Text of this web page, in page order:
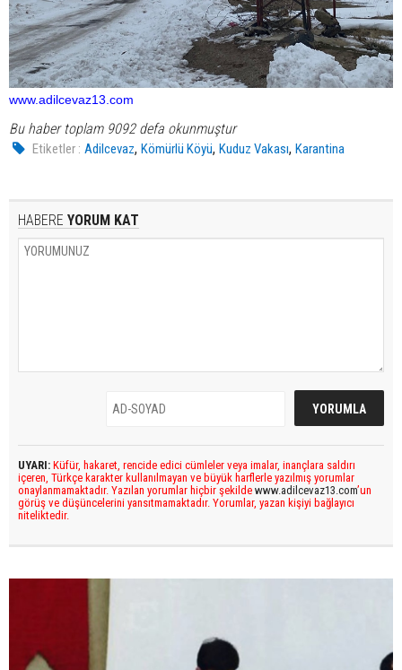
www.adilcevaz13.com
Bu haber toplam 9092 defa okunmuştur
Etiketler : Adilcevaz,Kömürlü Köyü,Kuduz Vakası,Karantina
HABERE YORUM KAT
UYARI: Küfür, hakaret, rencide edici cümleler veya imalar, inançlara saldırı
içeren, Türkçe karakter kullanılmayan ve büyük harflerle yazılmış yorumlar
onaylanmamaktadır. Yazılan yorumlar hiçbir şekilde www.adilcevaz13.com’un
görüş ve düşüncelerini yansıtmamaktadır. Yorumlar, yazan kişiyi bağlayıcı
niteliktedir.